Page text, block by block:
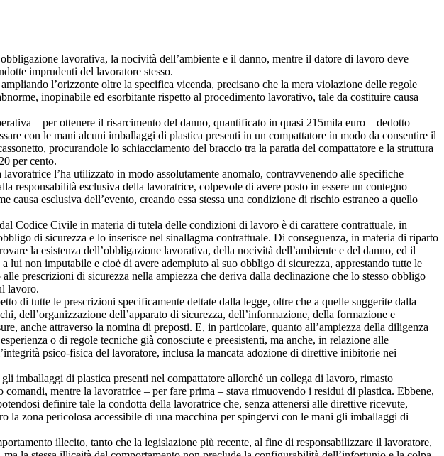
lavorativa, la nocività dell’ambiente e il danno, mentre il datore di lavoro deve
imprudenti del lavoratore stesso.
l’orizzonte oltre la specifica vicenda, precisano che la mera violazione delle regole
inopinabile ed esorbitante rispetto al procedimento lavorativo, tale da costituire causa
– per ottenere il risarcimento del danno, quantificato in quasi 215mila euro – dedotto
con le mani alcuni imballaggi di plastica presenti in un compattatore in modo da consentire il
procurandole lo schiacciamento del braccio tra la paratia del compattatore e la struttura
per cento.
l’ha utilizzato in modo assolutamente anomalo, contravvenendo alle specifiche
responsabilità esclusiva della lavoratrice, colpevole di avere posto in essere un contegno
esclusiva dell’evento, creando essa stessa una condizione di rischio estraneo a quello
Codice Civile in materia di tutela delle condizioni di lavoro è di carattere contrattuale, in
di sicurezza e lo inserisce nel sinallagma contrattuale. Di conseguenza, in materia di riparto
la esistenza dell’obbligazione lavorativa, della nocività dell’ambiente e del danno, ed il
lui non imputabile e cioè di avere adempiuto al suo obbligo di sicurezza, apprestando tutte le
prescrizioni di sicurezza nella ampiezza che deriva dalla declinazione che lo stesso obbligo
lavoro.
di tutte le prescrizioni specificamente dettate dalla legge, oltre che a quelle suggerite dalla
dell’organizzazione dell’apparato di sicurezza, dell’informazione, della formazione e
anche attraverso la nomina di preposti. E, in particolare, quanto all’ampiezza della diligenza
o di regole tecniche già conosciute e preesistenti, ma anche, in relazione alle
psico-fisica del lavoratore, inclusa la mancata adozione di direttive inibitorie nei
imballaggi di plastica presenti nel compattatore allorché un collega di lavoro, rimasto
mentre la lavoratrice – per fare prima – stava rimuovendo i residui di plastica. Ebbene,
definire tale la condotta della lavoratrice che, senza attenersi alle direttive ricevute,
la zona pericolosa accessibile di una macchina per spingervi con le mani gli imballaggi di
illecito, tanto che la legislazione più recente, al fine di responsabilizzare il lavoratore,